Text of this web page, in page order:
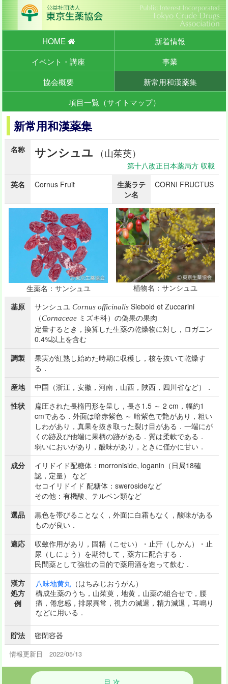
HOME
新着情報
イベント・講座
事業
協会概要
新常用和漢薬集
項目一覧（サイトマップ）
新常用和漢薬集
名称 サンシュユ （山茱萸）
第十八改正日本薬局方 収載
英名
Cornus Fruit
生薬ラテ
ン名
CORNI FRUCTUS
生薬名：サンシュユ
植物名：サンシュユ
基原
サンシュユCornus officinalis Siebold et Zuccarini
（Cornaceae ミズキ科）の偽果の果肉
定量するとき，換算した生薬の乾燥物に対し，ロガニン
0.4%以上を含む
調製
果実が紅熟し始めた時期に収穫し，核を抜いて乾燥す
る．
産地
中国（浙江，安徽，河南，山西，陜西，四川省など）．
性状
扁圧された長楕円形を呈し，長さ1.5 ～ 2 cm，幅約1
cmである．外面は暗赤紫色 ～ 暗紫色で艶があり，粗い
しわがあり，真果を抜き取った裂け目がある．一端にが
くの跡及び他端に果柄の跡がある．質は柔軟である．
弱いにおいがあり，酸味があり，ときに僅かに甘い．
成分
イリドイド配糖体：morroniside, loganin（日局18確
認，定量） など
セコイリドイド 配糖体：swerosideなど
その他：有機酸、テルペン類など
選品
黒色を帯びることなく，外面に白霜もなく，酸味がある
ものが良い．
適応
収斂作用があり，固精（こせい）・止汗（しかん）・止
尿（しにょう）を期待して，薬方に配合する．
民間薬として強壮の目的で薬用酒を造って飲む．
漢方
処方
例
八味地黄丸 （はちみじおうがん）
構成生薬のうち，山茱萸，地黄，山薬の組合せで，腰
痛，倦怠感，排尿異常，視力の減退，精力減退，耳鳴り
などに用いる．
貯法 密閉容器
情報更新日 2022/05/13
目 次